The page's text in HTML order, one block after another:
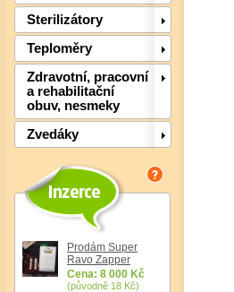
Sterilizátory
Teploměry
Zdravotní, pracovní
a rehabilitační
obuv, nesmeky
Zvedáky
Prodám Super
Ravo Zapper
Cena: 8 000 Kč
(původně 18 Kč)